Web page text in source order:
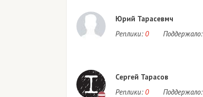
Юрий Тарасевмч
Реплики: 0 Поддержало:
Сергей Тарасов
Реплики: 0 Поддержало: